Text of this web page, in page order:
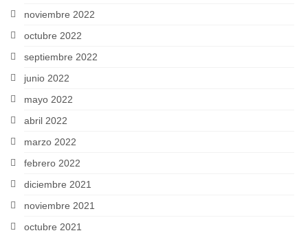
noviembre 2022
octubre 2022
septiembre 2022
junio 2022
mayo 2022
abril 2022
marzo 2022
febrero 2022
diciembre 2021
noviembre 2021
octubre 2021